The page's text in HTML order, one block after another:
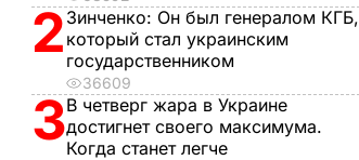
2 Зинченко: Он был генералом КГБ,
который стал украинским
государственником
36609
3В четверг жара в Украине
достигнет своего максимума.
Когда станет легче